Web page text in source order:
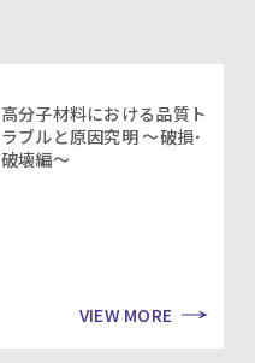
高分子材料における品質ト
ラブルと原因究明 ～破損･
破壊編～
VIEW MORE